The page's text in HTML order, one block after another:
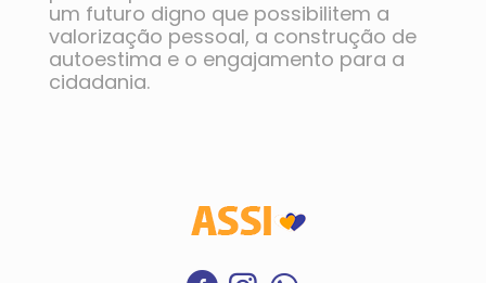
um futuro digno que possibilitem a
valorização pessoal, a construção de
autoestima e o engajamento para a
cidadania.